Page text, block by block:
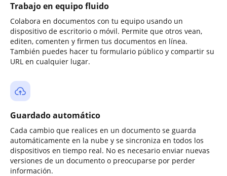
Trabajo en equipo fluido
Colabora en documentos con tu equipo usando un
dispositivo de escritorio o móvil. Permite que otros vean,
editen, comenten y firmen tus documentos en línea.
También puedes hacer tu formulario público y compartir su
URL en cualquier lugar.
Guardado automático
Cada cambio que realices en un documento se guarda
automáticamente en la nube y se sincroniza en todos los
dispositivos en tiempo real. No es necesario enviar nuevas
versiones de un documento o preocuparse por perder
información.